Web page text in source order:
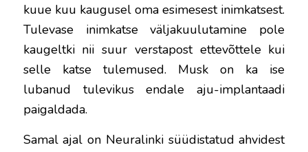
kuue kuu kaugusel oma esimesest inimkatsest.
Tulevase inimkatse väljakuulutamine pole
kaugeltki nii suur verstapost ettevõttele kui
selle katse tulemused. Musk on ka ise
lubanud tulevikus endale aju-implantaadi
paigaldada.
Samal ajal on Neuralinki süüdistatud ahvidest